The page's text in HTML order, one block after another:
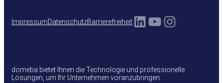
ImpressumDatenschutzBarrierefreiheitLinkedIn
YouTube
domeba bietet Ihnen die Technologie und professionelle
Lösungen, um Ihr Unternehmen voranzubringen.